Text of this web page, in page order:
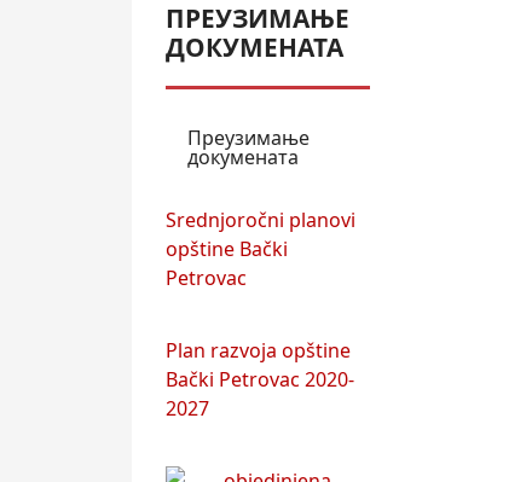
ПРЕУЗИМАЊЕ
ДОКУМЕНАТА
Преузимање
докумената
Srednjoročni planovi
opštine Bački
Petrovac
Plan razvoja opštine
Bački Petrovac 2020-
2027